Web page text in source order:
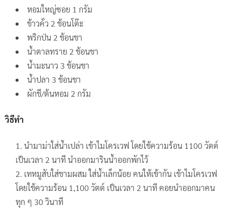
หอมใหญ่ซอย 1 กรัม
ข้าวคั่ว 2 ช้อนโต๊ะ
พริกป่น 2 ช้อนชา
น้ำตาลทราย 2 ช้อนชา
น้ำมะนาว 3 ช้อนชา
น้ำปลา 3 ช้อนชา
ผักชี/ต้นหอม 2 กรัม
วิธีทำ
นำมาม่าใส่น้ำเปล่า เข้าไมโครเวฟ โดยใช้ความร้อน 1100 วัตต์
เป็นเวลา 2 นาที นำออกมารินน้ำออกพักไว้
เทหมูสับใส่ชามผสม ใส่น้ำเล็กน้อย คนให้เข้ากัน เข้าไมโครเวฟ
โดยใช้ความร้อน 1,100 วัตต์ เป็นเวลา 2 นาที คอยนำออกมาคน
ทุก ๆ 30 วินาที